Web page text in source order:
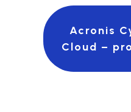
Acronis
Cloud –